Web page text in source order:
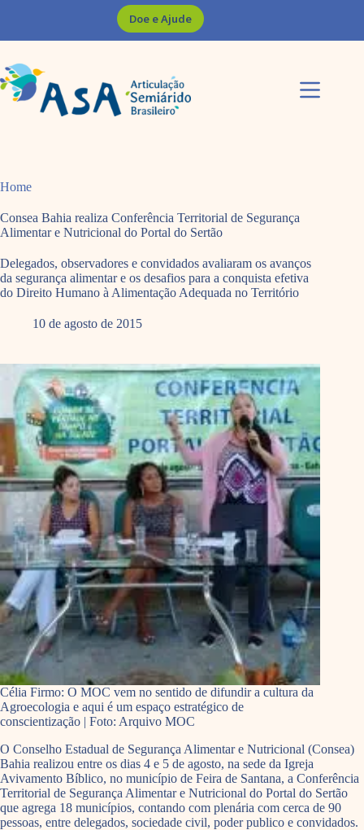
Doe e Ajude
Home
Consea Bahia realiza Conferência Territorial de Segurança
Alimentar e Nutricional do Portal do Sertão
Delegados, observadores e convidados avaliaram os avanços
da segurança alimentar e os desafios para a conquista efetiva
do Direito Humano à Alimentação Adequada no Território
10 de agosto de 2015
Célia Firmo: O MOC vem no sentido de difundir a cultura da
Agroecologia e aqui é um espaço estratégico de
conscientização | Foto: Arquivo MOC
O Conselho Estadual de Segurança Alimentar e Nutricional (Consea)
Bahia realizou entre os dias 4 e 5 de agosto, na sede da Igreja
Avivamento Bíblico, no município de Feira de Santana, a Conferência
Territorial de Segurança Alimentar e Nutricional do Portal do Sertão
que agrega 18 municípios, contando com plenária com cerca de 90
pessoas, entre delegados, sociedade civil, poder publico e convidados.